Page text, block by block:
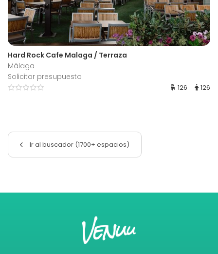
Hard Rock Cafe Malaga / Terraza
Málaga
Solicitar presupuesto
126 126
Ir al buscador (1700+ espacios)